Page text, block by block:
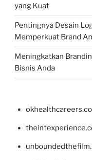
yang Kuat
Pentingnya Desain
Memperkuat Brand
Meningkatkan
Bisnis Anda